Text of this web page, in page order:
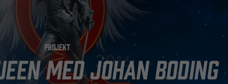
PROJEKT
MED JOHAN BODING